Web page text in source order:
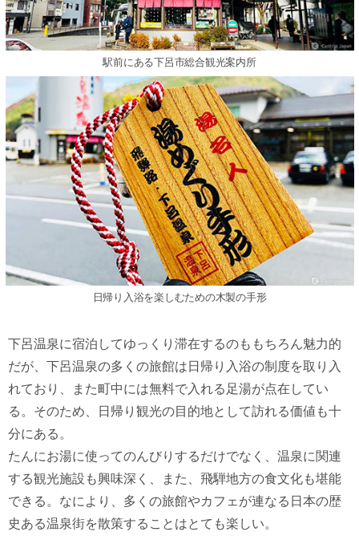
駅前にある下呂市総合観光案内所
日帰り入浴を楽しむための木製の手形
下呂温泉に宿泊してゆっくり滞在するのももちろん魅力的
だが、下呂温泉の多くの旅館は日帰り入浴の制度を取り入
れており、また町中には無料で入れる足湯が点在してい
る。そのため、日帰り観光の目的地として訪れる価値も十
分にある。
たんにお湯に使ってのんびりするだけでなく、温泉に関連
する観光施設も興味深く、また、飛騨地方の食文化も堪能
できる。なにより、多くの旅館やカフェが連なる日本の歴
史ある温泉街を散策することはとても楽しい。